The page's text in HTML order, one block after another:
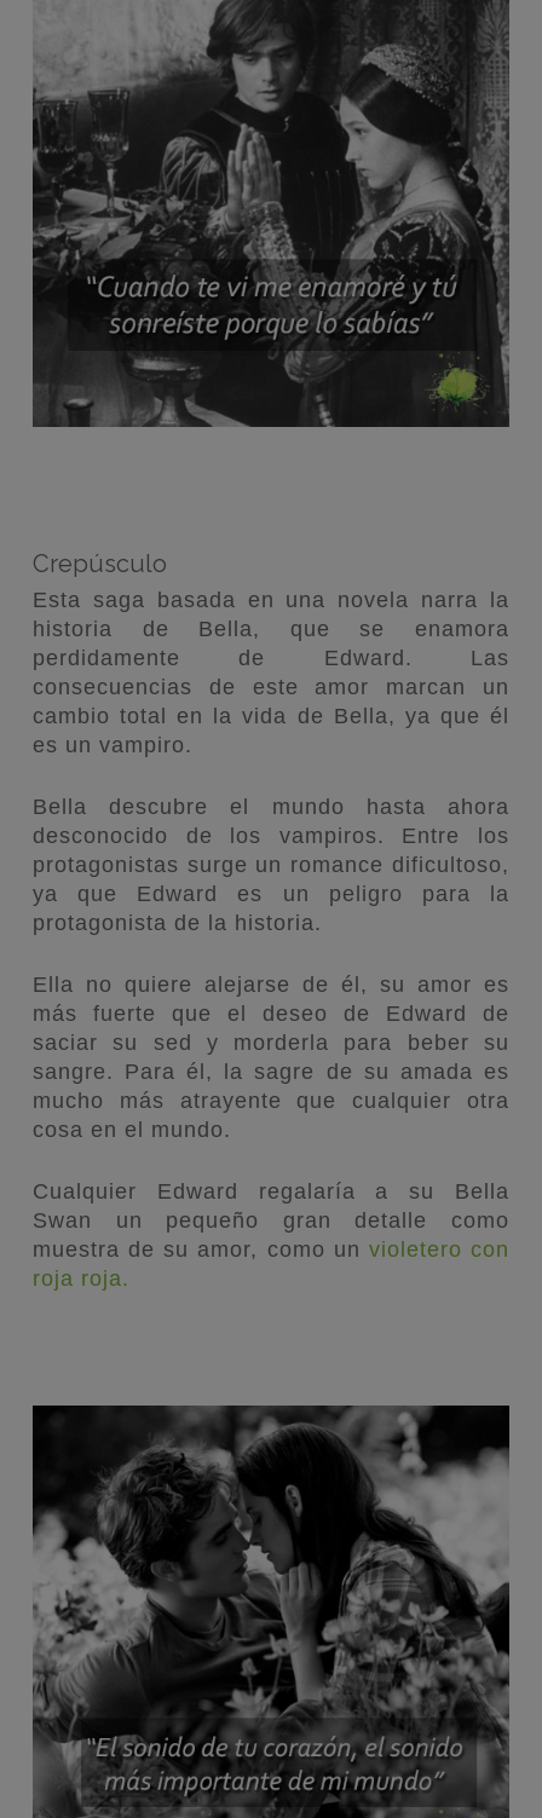
Crepúsculo
Esta saga basada en una novela narra la
historia de Bella, que se enamora
perdidamente de Edward. Las
consecuencias de este amor marcan un
cambio total en la vida de Bella, ya que él
es un vampiro.
Bella descubre el mundo hasta ahora
desconocido de los vampiros. Entre los
protagonistas surge un romance dificultoso,
ya que Edward es un peligro para la
protagonista de la historia.
Ella no quiere alejarse de él, su amor es
más fuerte que el deseo de Edward de
saciar su sed y morderla para beber su
sangre. Para él, la sagre de su amada es
mucho más atrayente que cualquier otra
cosa en el mundo.
Cualquier Edward regalaría a su Bella
Swan un pequeño gran detalle como
muestra de su amor, como un violetero con
roja roja.